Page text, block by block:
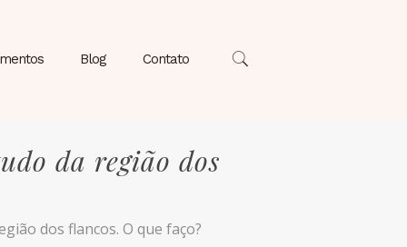
Blog Contato
da região dos
dos flancos. O que faço?